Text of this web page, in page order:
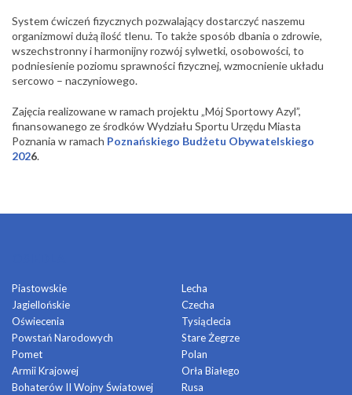
System ćwiczeń fizycznych pozwalający dostarczyć naszemu
organizmowi dużą ilość tlenu. To także sposób dbania o zdrowie,
wszechstronny i harmonijny rozwój sylwetki, osobowości, to
podniesienie poziomu sprawności fizycznej, wzmocnienie układu
sercowo – naczyniowego.
Zajęcia realizowane w ramach projektu „Mój Sportowy Azyl”,
finansowanego ze środków Wydziału Sportu Urzędu Miasta
Poznania w ramach Poznańskiego Budżetu Obywatelskiego
2026.
Piastowskie
Jagiellońskie
Oświecenia
Powstań Narodowych
Pomet
Armii Krajowej
Bohaterów II Wojny Światowej
Lecha
Czecha
Tysiąclecia
Stare Żegrze
Polan
Orła Białego
Rusa